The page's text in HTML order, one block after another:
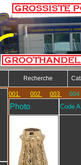
Recherche
001 002 003 004
Photo Code